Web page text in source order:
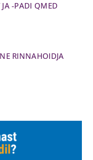
JA -PADI QMED
RINNAHOIDJA